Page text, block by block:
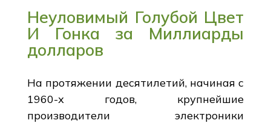
Неуловимый Голубой Цвет
И Гонка за Миллиарды
долларов
На протяжении десятилетий, начиная с
1960-х годов, крупнейшие
производители электроники